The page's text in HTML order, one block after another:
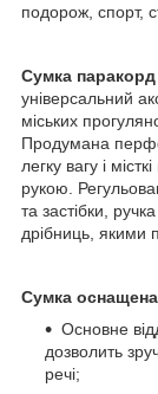
подорож, спорт,
Сумка паракорд
універсальний
міських
Продумана
легку вагу і
рукою.
та застібки,
дрібниць, якими
Сумка
Основне
дозволить
речі;